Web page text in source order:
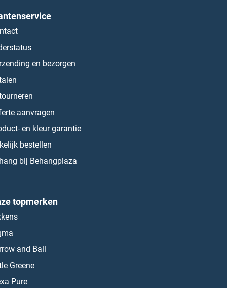
en bezorgen
aanvragen
en kleur garantie
bestellen
bij Behangplaza
topmerken
and Ball
Greene
Pure